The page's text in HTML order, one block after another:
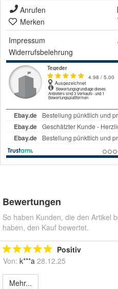
Anrufen
Merken
Impressum
Widerrufsbelehrung
Bewertungen
So haben Kunden, die den Artikel
haben, den Kauf bewertet.
Positiv
Von: k***a 28.12.25
Mehr...